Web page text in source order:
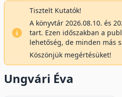
Tisztelt Kutatók!
A könyvtár 2026.08.10. és
tart. Ezen időszakban a
lehetőség, de minden más
Köszönjük megértésüket!
Ungvári Éva